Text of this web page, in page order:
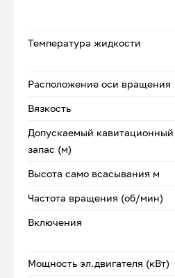
Температура жидкости
Расположение оси вращения
Вязкость
Допускаемый кавитационный
запас (м)
Высота само всасывания м
Частота вращения (об/мин)
Включения
Мощность эл.двигателя (кВт)